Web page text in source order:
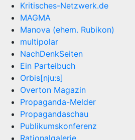
Kritisches-Netzwerk.de
MAGMA
Manova (ehem. Rubikon)
multipolar
NachDenkSeiten
Ein Parteibuch
Orbis[nju:s]
Overton Magazin
Propaganda-Melder
Propagandaschau
Publikumskonferenz
Rationalgalerie